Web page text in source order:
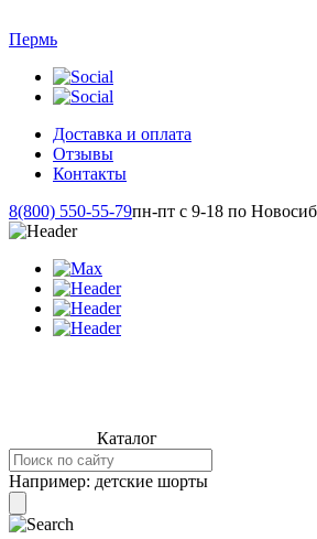
Пермь
Доставка и оплата
Отзывы
Контакты
8(800) 550-55-79пн-пт с 9-18 по
Каталог
Например: детские шорты